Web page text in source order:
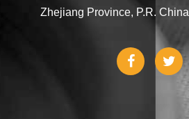
Zhejiang Province, P.R. China